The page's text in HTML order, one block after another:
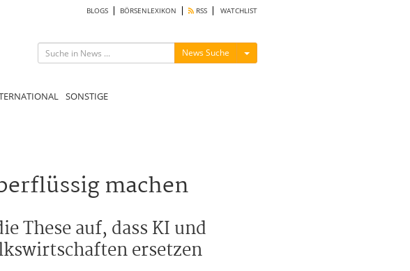
BLOGS BÖRSENLEXIKON RSS WATCHLIST
News Suche Menü ein-/ausblenden
SONSTIGE
machen
These auf, dass KI und
ersetzen